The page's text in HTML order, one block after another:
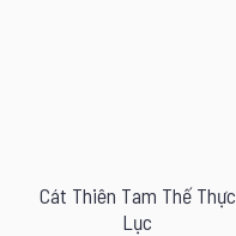
Cát Thiên Tam Thế Thực
Lục